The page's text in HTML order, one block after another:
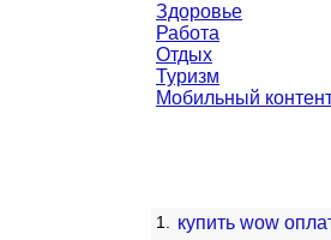
Здоровье
Работа
Отдых
Туризм
Мобильный
1. купить wow